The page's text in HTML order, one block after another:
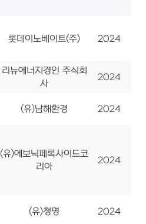
롯데이노베이트(주) 2024
리뉴에너지경인 주식회
사
2024
(유)남해환경 2024
(유)에보닉페록사이드코
리아
2024
(유)청명 2024